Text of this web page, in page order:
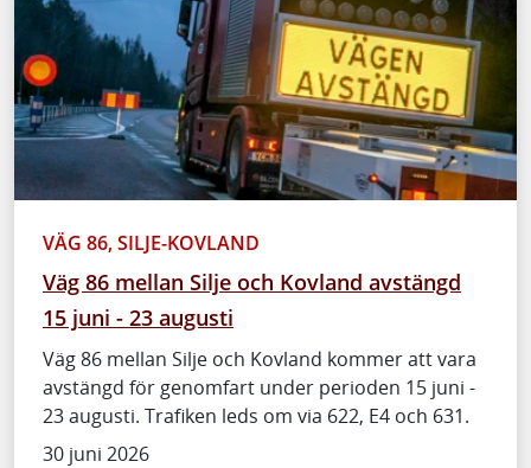
VÄG 86, SILJE-KOVLAND
Väg 86 mellan Silje och Kovland avstängd
15 juni - 23 augusti
Väg 86 mellan Silje och Kovland kommer att vara
avstängd för genomfart under perioden 15 juni -
23 augusti. Trafiken leds om via 622, E4 och 631.
30 juni 2026